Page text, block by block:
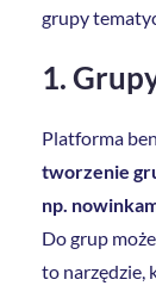
grupy
1.
Platforma
tworzenie
np.
Do grup
to narzędzie,